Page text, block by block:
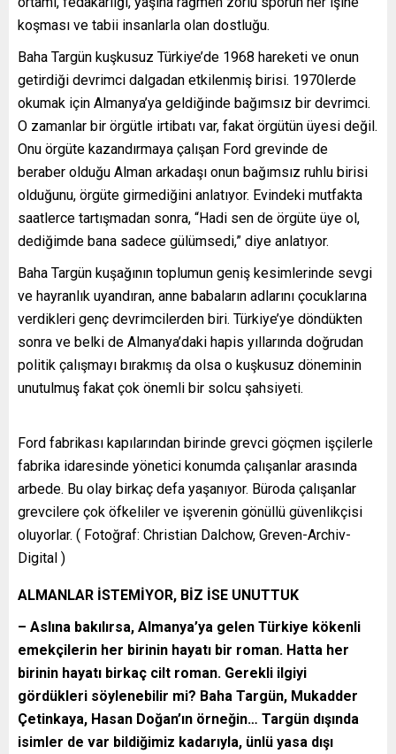
koşması ve tabii insanlarla olan dostluğu.
Baha Targün kuşkusuz Türkiye’de 1968 hareketi ve onun
getirdiği devrimci dalgadan etkilenmiş birisi. 1970lerde
okumak için Almanya’ya geldiğinde bağımsız bir devrimci.
O zamanlar bir örgütle irtibatı var, fakat örgütün üyesi değil.
Onu örgüte kazandırmaya çalışan Ford grevinde de
beraber olduğu Alman arkadaşı onun bağımsız ruhlu birisi
olduğunu, örgüte girmediğini anlatıyor. Evindeki mutfakta
saatlerce tartışmadan sonra, “Hadi sen de örgüte üye ol,
dediğimde bana sadece gülümsedi,” diye anlatıyor.
Baha Targün kuşağının toplumun geniş kesimlerinde sevgi
ve hayranlık uyandıran, anne babaların adlarını çocuklarına
verdikleri genç devrimcilerden biri. Türkiye’ye döndükten
sonra ve belki de Almanya’daki hapis yıllarında doğrudan
politik çalışmayı bırakmış da olsa o kuşkusuz döneminin
unutulmuş fakat çok önemli bir solcu şahsiyeti.
Ford fabrikası kapılarından birinde grevci göçmen işçilerle
fabrika idaresinde yönetici konumda çalışanlar arasında
arbede. Bu olay birkaç defa yaşanıyor. Büroda çalışanlar
grevcilere çok öfkeliler ve işverenin gönüllü güvenlikçisi
oluyorlar. ( Fotoğraf: Christian Dalchow, Greven-Archiv-
Digital )
ALMANLAR İSTEMİYOR, BİZ İSE UNUTTUK
– Aslına bakılırsa, Almanya’ya gelen Türkiye kökenli
emekçilerin her birinin hayatı bir roman. Hatta her
birinin hayatı birkaç cilt roman. Gerekli ilgiyi
gördükleri söylenebilir mi? Baha Targün, Mukadder
Çetinkaya, Hasan Doğan’ın örneğin… Targün dışında
isimler de var bildiğimiz kadarıyla, ünlü yasa dışı